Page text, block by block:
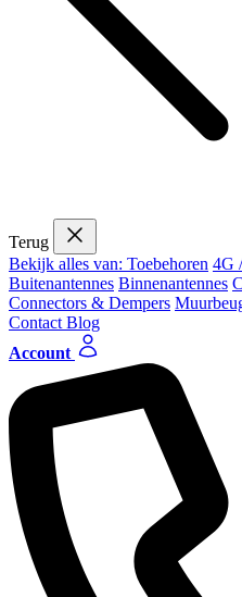
Terug
Bekijk alles van: Toebehoren 4G
Buitenantennes Binnenantennes
Connectors & Dempers
Contact Blog
Account